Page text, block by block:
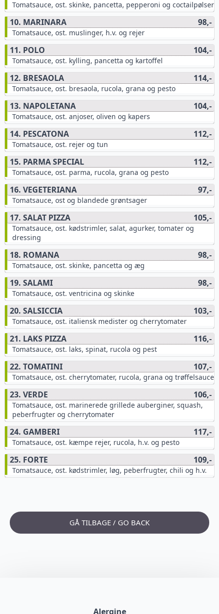
Tomatsauce, ost. skinke, pancetta, pepperoni og coctailpølser
10. MARINARA 98,-
Tomatsauce, ost. muslinger, h.v. og rejer
11. POLO 104,-
Tomatsauce, ost. kylling, pancetta og kartoffel
12. BRESAOLA 114,-
Tomatsauce, ost. bresaola, rucola, grana og pesto
13. NAPOLETANA 104,-
Tomatsauce, ost. anjoser, oliven og kapers
14. PESCATONA 112,-
Tomatsauce, ost. rejer og tun
15. PARMA SPECIAL 112,-
Tomatsauce, ost. parma, rucola, grana og pesto
16. VEGETERIANA 97,-
Tomatsauce, ost og blandede grøntsager
17. SALAT PIZZA 105,-
Tomatsauce, ost. kødstrimler, salat, agurker, tomater og
dressing
18. ROMANA 98,-
Tomatsauce, ost. skinke, pancetta og æg
19. SALAMI 98,-
Tomatsauce, ost. ventricina og skinke
20. SALSICCIA 103,-
Tomatsauce, ost. italiensk medister og cherrytomater
21. LAKS PIZZA 116,-
Tomatsauce, ost. laks, spinat, rucola og pest
22. TOMATINI 107,-
Tomatsauce, ost. cherrytomater, rucola, grana og trøffelsauce
23. VERDE 106,-
Tomatsauce, ost. marinerede grillede auberginer, squash,
peberfrugter og cherrytomater
24. GAMBERI 117,-
Tomatsauce, ost. kæmpe rejer, rucola, h.v. og pesto
25. FORTE 109,-
Tomatsauce, ost. kødstrimler, løg, peberfrugter, chili og h.v.
GÅ TILBAGE / GO BACK
Alergine